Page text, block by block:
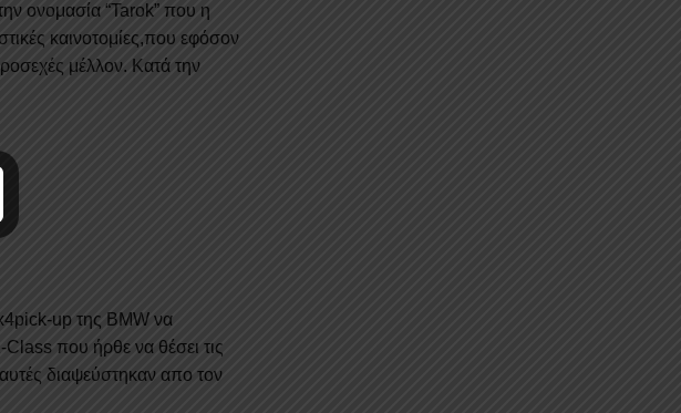
ονομασία “Tarok” που η
καινοτομίες,που εφόσον
μέλλον. Κατά την
up της BMW να
που ήρθε να θέσει τις
διαψεύστηκαν απο τον